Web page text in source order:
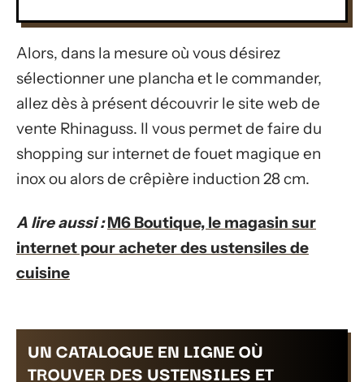
Alors, dans la mesure où vous désirez
sélectionner une plancha et le commander,
allez dès à présent découvrir le site web de
vente Rhinaguss. Il vous permet de faire du
shopping sur internet de fouet magique en
inox ou alors de crêpière induction 28 cm.
A lire aussi : M6 Boutique, le magasin sur
internet pour acheter des ustensiles de
cuisine
UN CATALOGUE EN LIGNE OÙ
TROUVER DES USTENSILES ET